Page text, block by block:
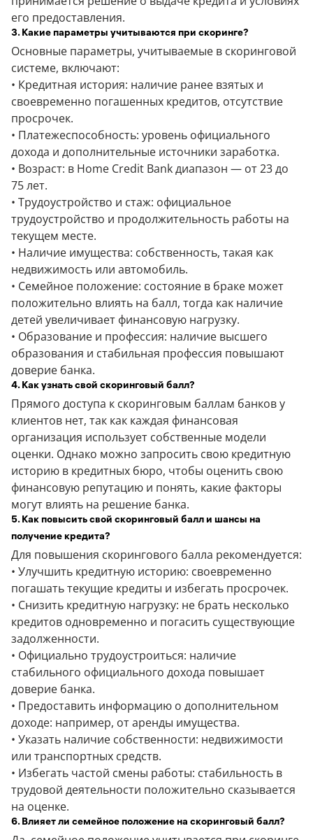
его предоставления.
3. Какие параметры учитываются при скоринге?
Основные параметры, учитываемые в скоринговой
системе, включают:
• Кредитная история: наличие ранее взятых и
своевременно погашенных кредитов, отсутствие
просрочек.
• Платежеспособность: уровень официального
дохода и дополнительные источники заработка.
• Возраст: в Home Credit Bank диапазон — от 23 до
75 лет.
• Трудоустройство и стаж: официальное
трудоустройство и продолжительность работы на
текущем месте.
• Наличие имущества: собственность, такая как
недвижимость или автомобиль.
• Семейное положение: состояние в браке может
положительно влиять на балл, тогда как наличие
детей увеличивает финансовую нагрузку.
• Образование и профессия: наличие высшего
образования и стабильная профессия повышают
доверие банка.
4. Как узнать свой скоринговый балл?
Прямого доступа к скоринговым баллам банков у
клиентов нет, так как каждая финансовая
организация использует собственные модели
оценки. Однако можно запросить свою кредитную
историю в кредитных бюро, чтобы оценить свою
финансовую репутацию и понять, какие факторы
могут влиять на решение банка.
5. Как повысить свой скоринговый балл и шансы на
получение кредита?
Для повышения скорингового балла рекомендуется:
• Улучшить кредитную историю: своевременно
погашать текущие кредиты и избегать просрочек.
• Снизить кредитную нагрузку: не брать несколько
кредитов одновременно и погасить существующие
задолженности.
• Официально трудоустроиться: наличие
стабильного официального дохода повышает
доверие банка.
• Предоставить информацию о дополнительном
доходе: например, от аренды имущества.
• Указать наличие собственности: недвижимости
или транспортных средств.
• Избегать частой смены работы: стабильность в
трудовой деятельности положительно сказывается
на оценке.
6. Влияет ли семейное положение на скоринговый балл?